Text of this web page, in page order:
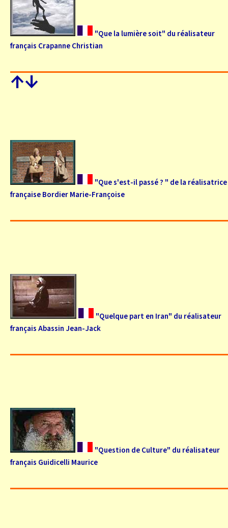
"Que la lumière soit" du réalisateur
français Crapanne Christian
↑↓
"Que s'est-il passé ? " de la réalisatrice
française Bordier Marie-Françoise
"Quelque part en Iran" du réalisateur
français Abassin Jean-Jack
"Question de Culture" du réalisateur
français Guidicelli Maurice